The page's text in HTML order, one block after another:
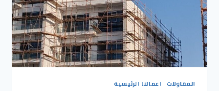
المقاولات | اعمالنا الرئيسية